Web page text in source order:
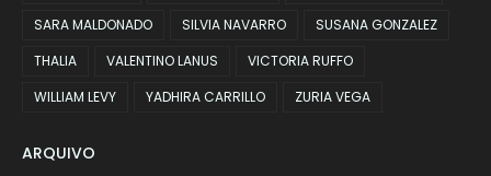
SARA MALDONADO
SILVIA NAVARRO
SUSANA GONZALEZ
THALIA
VALENTINO LANUS
VICTORIA RUFFO
WILLIAM LEVY
YADHIRA CARRILLO ZURIA VEGA
ARQUIVO